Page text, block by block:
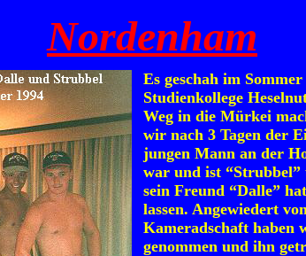
Nordenham
Es geschah im
Studienkollege
Weg in die Mürkei
wir nach 3 Tagen der
jungen Mann an der
war und ist
sein Freund “Dalle”
lassen. Angewiedert
Kameradschaft haben
genommen und ihn